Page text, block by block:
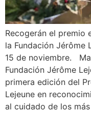
Recogerán el premio
la Fundación Jérôme
15 de noviembre.
Fundación Jérôme
primera edición del
Lejeune en
al cuidado de los